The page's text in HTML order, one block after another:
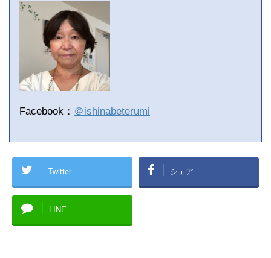
Facebook： ＠ishinabeterumi
Twitter シェア
LINE